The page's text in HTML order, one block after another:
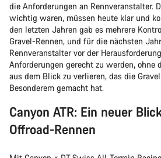
die Anforderungen an Rennveranstalter.
wichtig waren, müssen heute klar und
den letzten Jahren gab es mehrere
Gravel-Rennen, und für die nächsten
Rennveranstalter vor der
Anforderungen gerecht zu werden, ohne
aus dem Blick zu verlieren, das die
Besonderem gemacht hat.
Canyon ATR: Ein neuer
Offroad-Rennen